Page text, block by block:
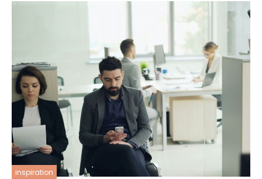
inspiration